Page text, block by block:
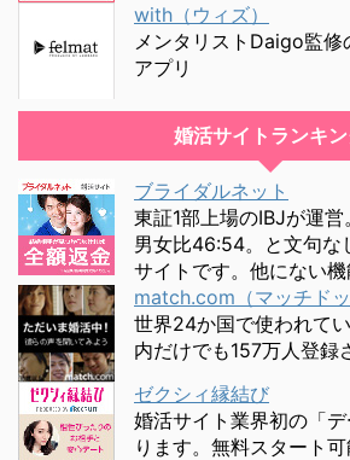
with（ウィズ）
メンタリストDaigo監
アプリ
婚活サイトランキ
ブライダルネット
東証1部上場のIBJが運営
男女比46:54。と文句な
サイトです。他にない機
match.com（マッチド
世界24か国で使われて
内だけでも157万人登録
ゼクシィ縁結び
婚活サイト業界初の「
ります。無料スタート可